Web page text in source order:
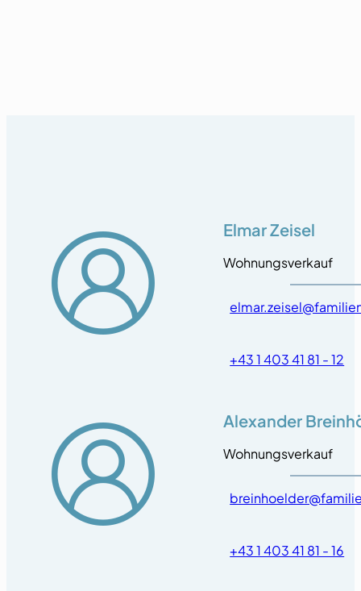
Elmar Zeisel
Wohnungsverkauf
+43 1 403 41 81 - 12
Alexander
Wohnungsverkauf
+43 1 403 41 81 - 16